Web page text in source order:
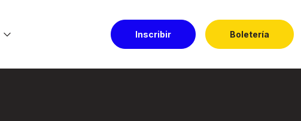
Inscribir Boletería